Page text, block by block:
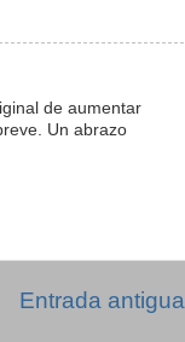
de aumentar
Un abrazo
Entrada antigua